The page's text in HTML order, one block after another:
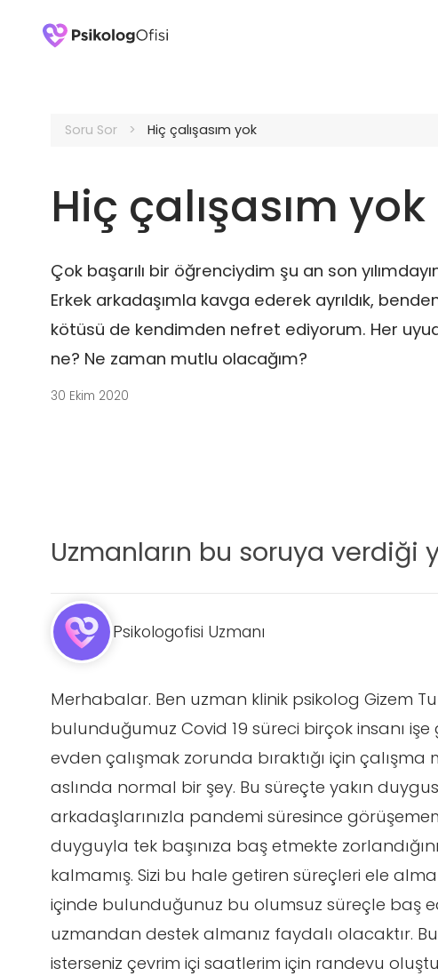
Soru Sor Hiç çalışasım yok
Hiç çalışasım yok
Çok başarılı bir öğrenciydim şu an son
Erkek arkadaşımla kavga ederek ayrıldık,
kötüsü de kendimden nefret ediyorum. Her
ne? Ne zaman mutlu olacağım?
30 Ekim 2020
Uzmanların bu soruya verdiği
Psikologofisi Uzmanı
Merhabalar. Ben uzman klinik psikolog Gizem
bulunduğumuz Covid 19 süreci birçok insanı
evden çalışmak zorunda bıraktığı için
aslında normal bir şey. Bu süreçte yakın
arkadaşlarınızla pandemi süresince
duyguyla tek başınıza baş etmekte
kalmamış. Sizi bu hale getiren süreçleri ele
içinde bulunduğunuz bu olumsuz süreçle baş
uzmandan destek almanız faydalı olacaktır.
isterseniz çevrim içi saatlerim için randevu